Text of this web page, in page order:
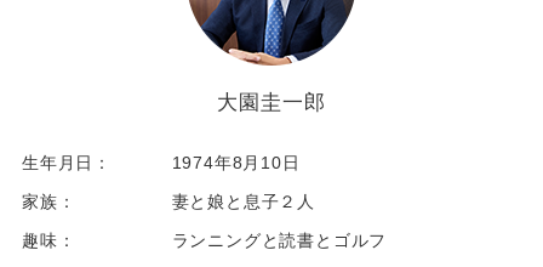
大園圭一郎
生年月日：
1974年8月10日
家族：
妻と娘と息子２人
趣味：
ランニングと読書とゴルフ